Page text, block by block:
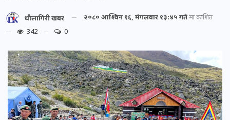
धौलागिरी खबर २०८० आश्विन १६, मंगलवार १३:४५ गतेमा प्रकाशित
342
0